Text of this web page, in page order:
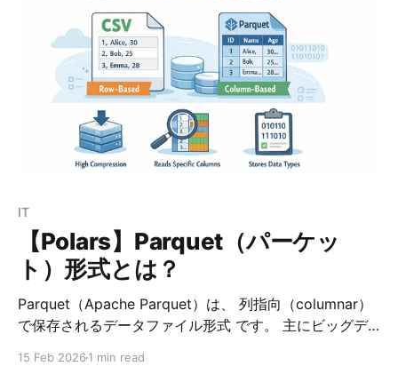
サンプルデータを作成し、そのデータを使って解説しま
の記事内のコードだけで再現できます。 環境準備
python -m venv .venv source .venv/bin/activate pip
install -U polars pandas pyarrow numpy デモ用データ
を生成する 今回は架空のEC購買ログを生成します。 *
IT
【Polars】Parquet（パーケッ
ト）形式とは？
Parquet（Apache Parquet）は、 列指向（columnar）
で保存されるデータファイル形式 です。 主にビッグデ
15 Feb 2026 1 min read